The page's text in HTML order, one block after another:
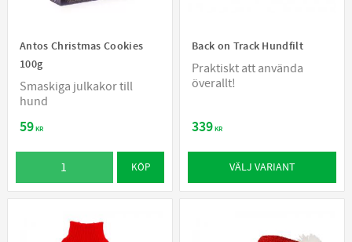
Antos Christmas Cookies
100g
Smaskiga julkakor till
hund
59KR
KÖP
Back on Track Hundfilt
Praktiskt att använda
överallt!
339KR
VÄLJ VARIANT